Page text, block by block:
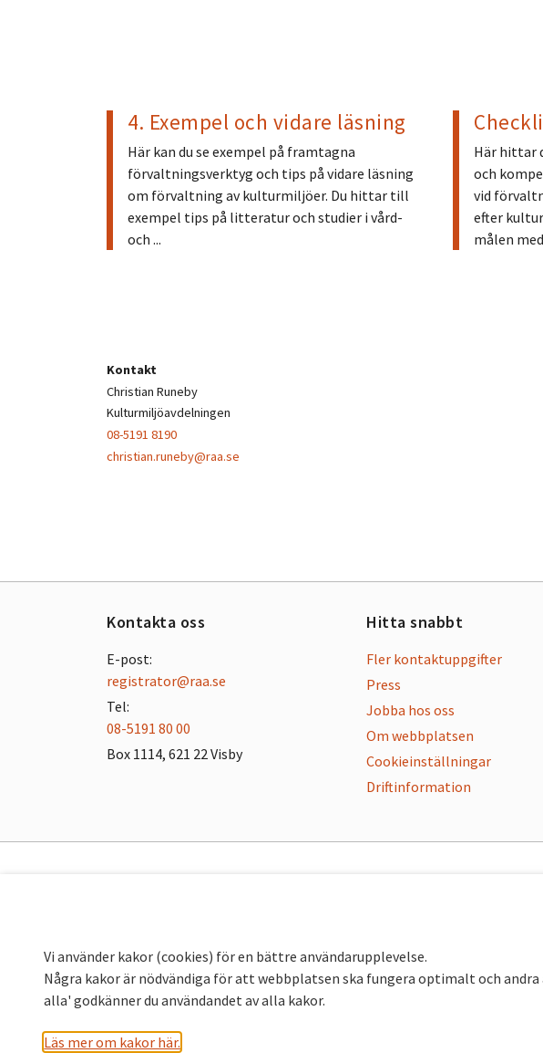
4. Exempel och vidare läsning
Här kan du se exempel på framtagna
förvaltningsverktyg och tips på vidare läsning
om förvaltning av kulturmiljöer. Du hittar till
exempel tips på litteratur och studier i vård-
och ...
Här hittar
och
vid
efter
målen med
Kontakt
Christian Runeby
Kulturmiljöavdelningen
08-5191 8190
christian.runeby@raa.se
Kontakta oss
E-post:
registrator@raa.se
Tel:
08-5191 80 00
Box 1114, 621 22 Visby
Hitta snabbt
Fler kontaktuppgifter
Press
Jobba hos oss
Om webbplatsen
Cookieinställningar
Driftinformation
Vi använder kakor (cookies) för en bättre användarupplevelse.
Några kakor är nödvändiga för att webbplatsen ska fungera optimalt och
alla' godkänner du användandet av alla kakor.
Läs mer om kakor här.